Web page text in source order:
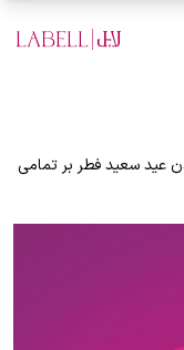
عید سعید فطر بر تمامی